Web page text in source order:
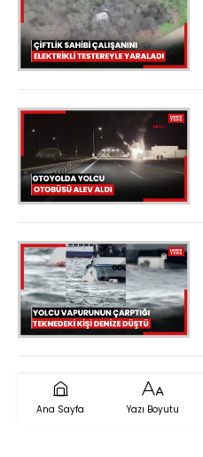
Ana Sayfa Yazı Boyutu